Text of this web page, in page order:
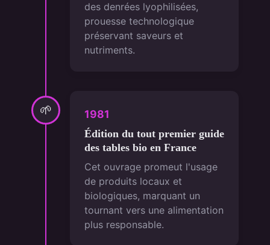
des denrées lyophilisées,
prouesse technologique
préservant saveurs et
nutriments.
🌱 1981
Édition du tout premier guide
des tables bio en France
Cet ouvrage promeut l'usage
de produits locaux et
biologiques, marquant un
tournant vers une alimentation
plus responsable.